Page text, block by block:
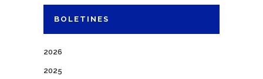
BOLETINES
2026
2025